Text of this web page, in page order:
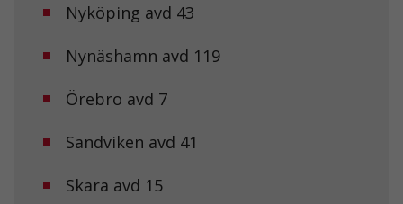
Nyköping avd 43
Nynäshamn avd 119
Örebro avd 7
Sandviken avd 41
Skara avd 15